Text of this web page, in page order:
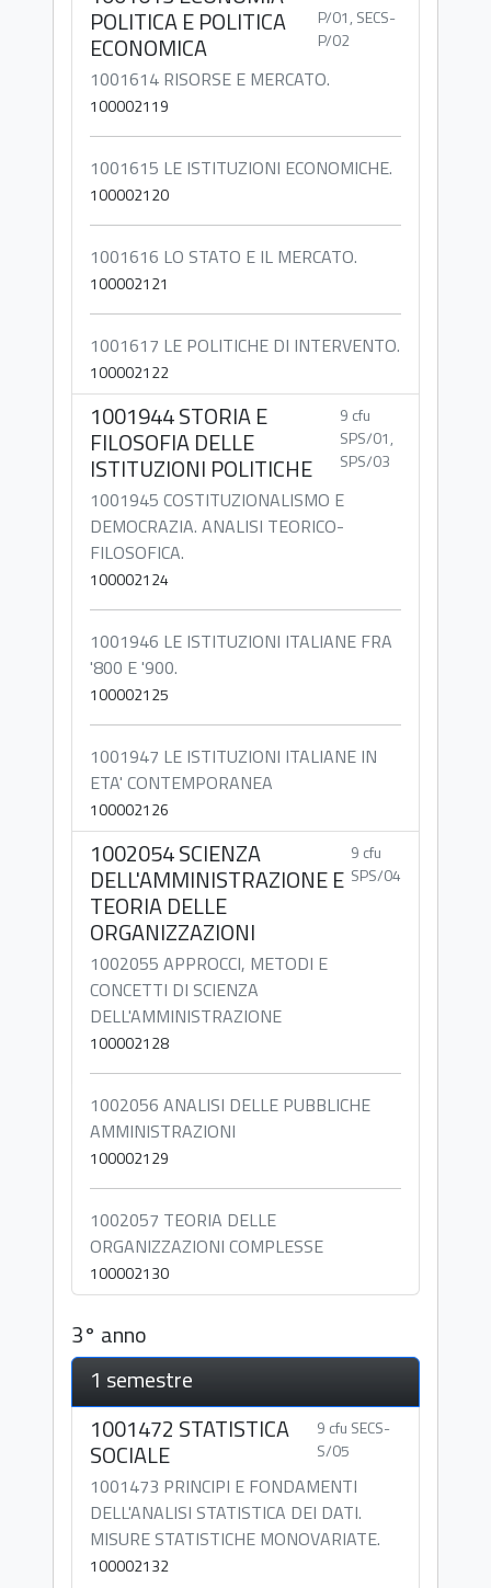
POLITICA E POLITICA
ECONOMICA
P/01, SECS-
P/02
1001614 RISORSE E MERCATO.
100002119
1001615 LE ISTITUZIONI ECONOMICHE.
100002120
1001616 LO STATO E IL MERCATO.
100002121
1001617 LE POLITICHE DI INTERVENTO.
100002122
1001944 STORIA E
FILOSOFIA DELLE
ISTITUZIONI POLITICHE
9 cfu
SPS/01,
SPS/03
1001945 COSTITUZIONALISMO E
DEMOCRAZIA. ANALISI TEORICO-
FILOSOFICA.
100002124
1001946 LE ISTITUZIONI ITALIANE FRA
'800 E '900.
100002125
1001947 LE ISTITUZIONI ITALIANE IN
ETA' CONTEMPORANEA
100002126
1002054 SCIENZA
DELL'AMMINISTRAZIONE E
TEORIA DELLE
ORGANIZZAZIONI
9 cfu
SPS/04
1002055 APPROCCI, METODI E
CONCETTI DI SCIENZA
DELL'AMMINISTRAZIONE
100002128
1002056 ANALISI DELLE PUBBLICHE
AMMINISTRAZIONI
100002129
1002057 TEORIA DELLE
ORGANIZZAZIONI COMPLESSE
100002130
3° anno
1 semestre
1001472 STATISTICA
SOCIALE
9 cfu SECS-
S/05
1001473 PRINCIPI E FONDAMENTI
DELL'ANALISI STATISTICA DEI DATI.
MISURE STATISTICHE MONOVARIATE.
100002132